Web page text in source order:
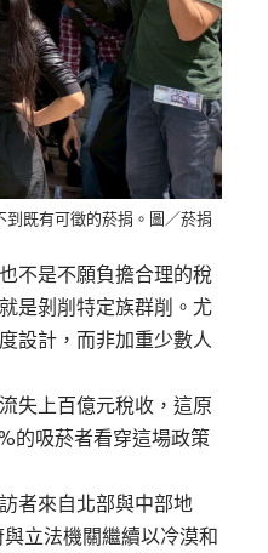
既有可徵的菸捐。圖／菸捐
不是不願負擔合理的稅
是剝削特定族群削。尤
設計，而非加重少數人
失上百億元稅收，這原
的吸菸者看穿這場政策
者來自北部與中部地
立法機關繼續以冷漠和